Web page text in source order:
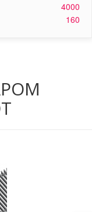
4000
160